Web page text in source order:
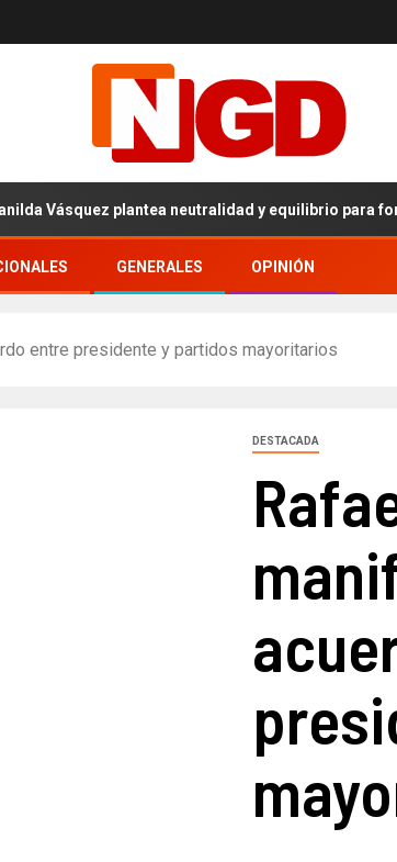
plantea neutralidad y equilibrio para
GENERALES OPINIÓN
entre presidente y partidos mayoritarios
DESTACADA